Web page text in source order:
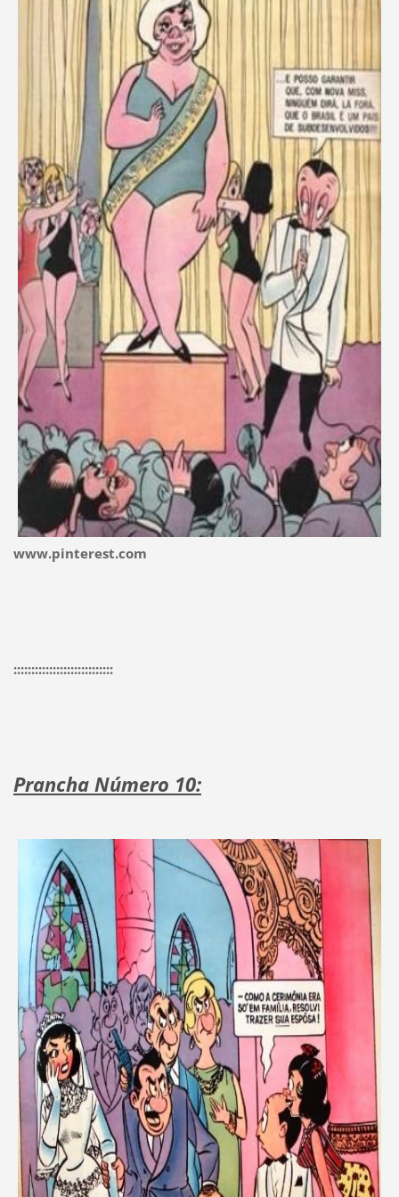
www.pinterest.com
::::::::::::::::::::::::::::
Prancha Número 10: